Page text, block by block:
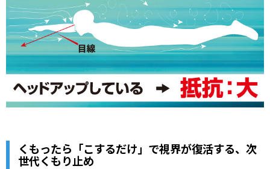
くもったら「こするだけ」で視界が復活する、次
世代くもり止め